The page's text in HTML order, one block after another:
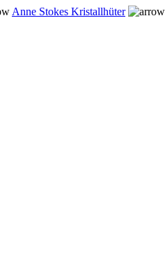
Anne Stokes Kristallhüter